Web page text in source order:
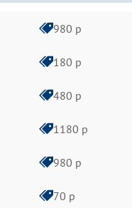
980 р
180 р
480 р
1180 р
980 р
70 р